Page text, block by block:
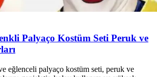
Palyaço Kostüm Seti Peruk ve
eğlenceli palyaço kostüm seti, peruk ve